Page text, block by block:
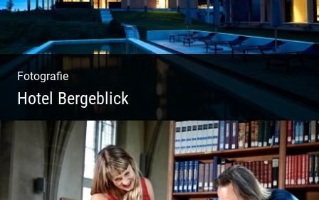
Fotografie
Hotel Bergeblick
Wunderbare Architektur, außergewöhnliches
Design – eine Oase der Ruhe und
Entspannung. Ausgedehnte Fotostrecke